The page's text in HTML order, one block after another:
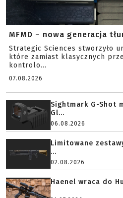
MFMD – nowa generacja
Strategic Sciences stworzyło
które zamiast klasycznych
kontrolo...
07.08.2026
Sightmark G-Shot
Gl...
06.08.2026
Limitowane
...
02.08.2026
Haenel wraca do